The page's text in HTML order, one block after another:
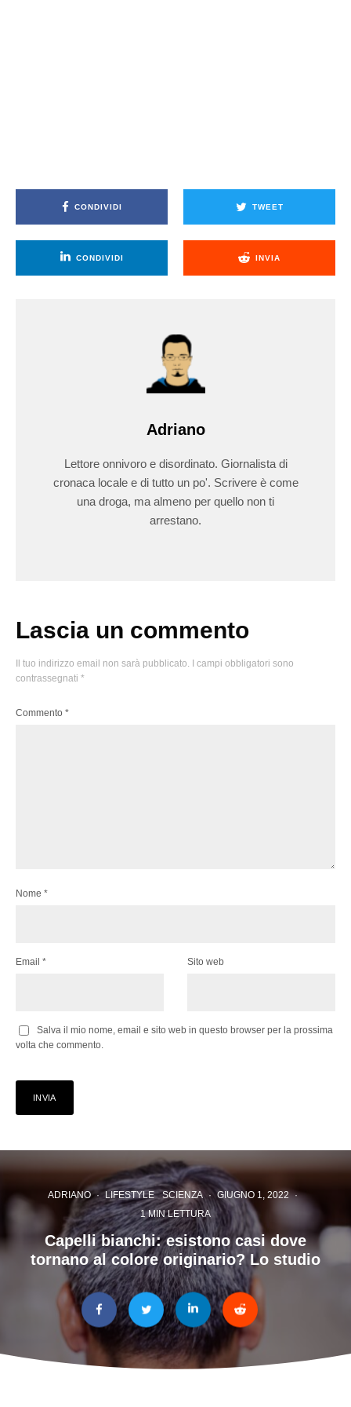
CONDIVIDI TWEET
CONDIVIDI INVIA
Adriano
Lettore onnivoro e disordinato. Giornalista di
cronaca locale e di tutto un po'. Scrivere è come
una droga, ma almeno per quello non ti
arrestano.
Lascia un commento
Il tuo indirizzo email non sarà pubblicato.
I campi obbligatori sono
contrassegnati *
Commento *
Nome *
Email * Sito web
Salva il mio nome, email e sito web in questo browser per la prossima
volta che commento.
ADRIANO · LIFESTYLE SCIENZA · GIUGNO 1, 2022 ·
1 MIN LETTURA
Capelli bianchi: esistono casi dove
tornano al colore originario? Lo studio